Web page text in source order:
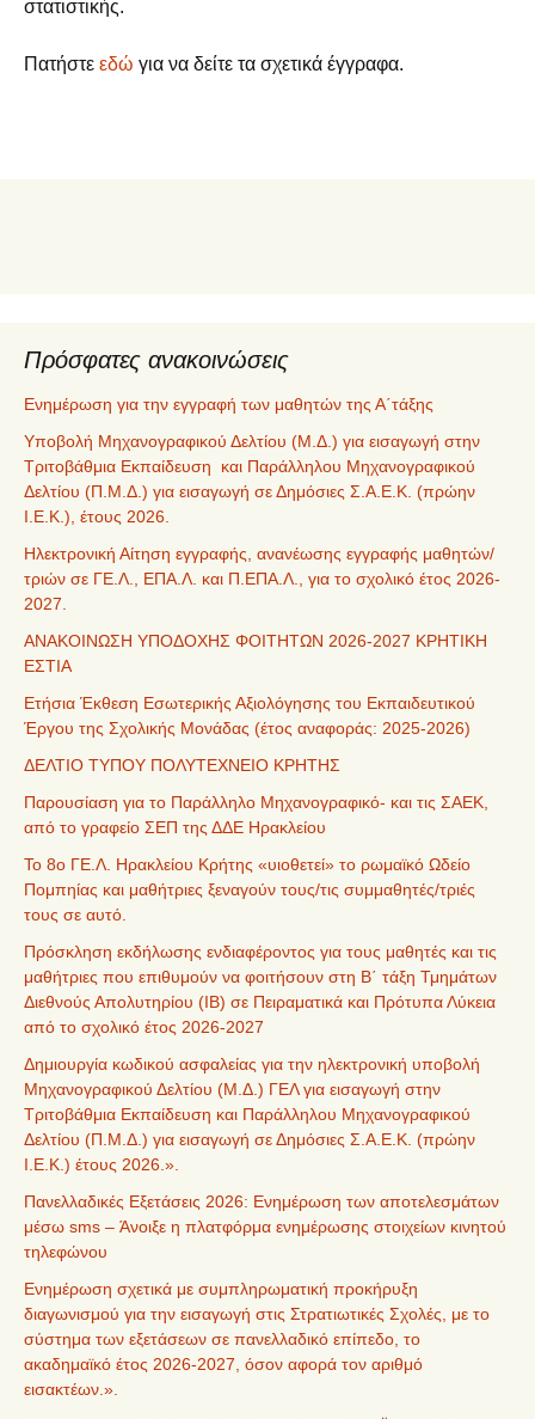
στατιστικής.
Πατήστε εδώ για να δείτε τα σχετικά έγγραφα.
Πρόσφατες ανακοινώσεις
Ενημέρωση για την εγγραφή των μαθητών της Α΄τάξης
Υποβολή Μηχανογραφικού Δελτίου (Μ.Δ.) για εισαγωγή στην
Τριτοβάθμια Εκπαίδευση και Παράλληλου Μηχανογραφικού
Δελτίου (Π.Μ.Δ.) για εισαγωγή σε Δημόσιες Σ.Α.Ε.Κ. (πρώην
Ι.Ε.Κ.), έτους 2026.
Ηλεκτρονική Αίτηση εγγραφής, ανανέωσης εγγραφής μαθητών/
τριών σε ΓΕ.Λ., ΕΠΑ.Λ. και Π.ΕΠΑ.Λ., για το σχολικό έτος 2026-
2027.
ΑΝΑΚΟΙΝΩΣΗ ΥΠΟΔΟΧΗΣ ΦΟΙΤΗΤΩΝ 2026-2027 ΚΡΗΤΙΚΗ
ΕΣΤΙΑ
Ετήσια Έκθεση Εσωτερικής Αξιολόγησης του Εκπαιδευτικού
Έργου της Σχολικής Μονάδας (έτος αναφοράς: 2025-2026)
ΔΕΛΤΙΟ ΤΥΠΟΥ ΠΟΛΥΤΕΧΝΕΙΟ ΚΡΗΤΗΣ
Παρουσίαση για το Παράλληλο Μηχανογραφικό- και τις ΣΑΕΚ,
από το γραφείο ΣΕΠ της ΔΔΕ Ηρακλείου
Το 8ο ΓΕ.Λ. Ηρακλείου Κρήτης «υιοθετεί» το ρωμαϊκό Ωδείο
Πομπηίας και μαθήτριες ξεναγούν τους/τις συμμαθητές/τριές
τους σε αυτό.
Πρόσκληση εκδήλωσης ενδιαφέροντος για τους μαθητές και τις
μαθήτριες που επιθυμούν να φοιτήσουν στη Β΄ τάξη Τμημάτων
Διεθνούς Απολυτηρίου (IB) σε Πειραματικά και Πρότυπα Λύκεια
από το σχολικό έτος 2026-2027
Δημιουργία κωδικού ασφαλείας για την ηλεκτρονική υποβολή
Μηχανογραφικού Δελτίου (Μ.Δ.) ΓΕΛ για εισαγωγή στην
Τριτοβάθμια Εκπαίδευση και Παράλληλου Μηχανογραφικού
Δελτίου (Π.Μ.Δ.) για εισαγωγή σε Δημόσιες Σ.Α.Ε.Κ. (πρώην
Ι.Ε.Κ.) έτους 2026.».
Πανελλαδικές Εξετάσεις 2026: Ενημέρωση των αποτελεσμάτων
μέσω sms – Άνοιξε η πλατφόρμα ενημέρωσης στοιχείων κινητού
τηλεφώνου
Ενημέρωση σχετικά με συμπληρωματική προκήρυξη
διαγωνισμού για την εισαγωγή στις Στρατιωτικές Σχολές, με το
σύστημα των εξετάσεων σε πανελλαδικό επίπεδο, το
ακαδημαϊκό έτος 2026-2027, όσον αφορά τον αριθμό
εισακτέων.».